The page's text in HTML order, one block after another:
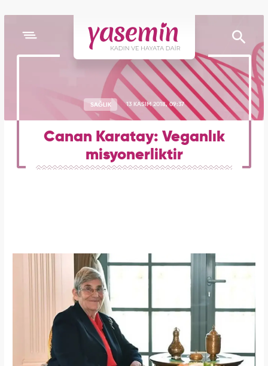
SAĞLIK 13 KASIM 2018, 09:37
Canan Karatay: Veganlık
misyonerliktir